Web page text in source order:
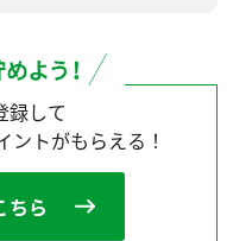
録して
ントがもらえる！
ちら